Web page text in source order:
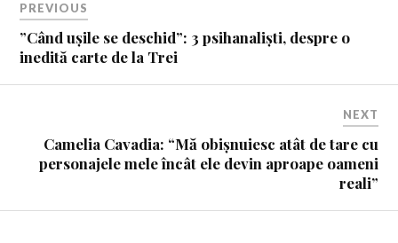
PREVIOUS
”Când ușile se deschid”: 3 psihanaliști, despre o
inedită carte de la Trei
NEXT
Camelia Cavadia: “Mă obișnuiesc atât de tare cu
personajele mele încât ele devin aproape oameni
reali”